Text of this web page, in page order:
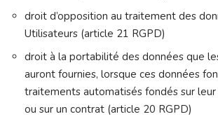
droit d’opposition au traitement des
Utilisateurs (article 21 RGPD)
droit à la portabilité des données que
auront fournies, lorsque ces données
traitements automatisés fondés sur
ou sur un contrat (article 20 RGPD)